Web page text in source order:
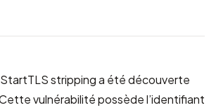
stripping a été découverte
vulnérabilité possède l’identifiant